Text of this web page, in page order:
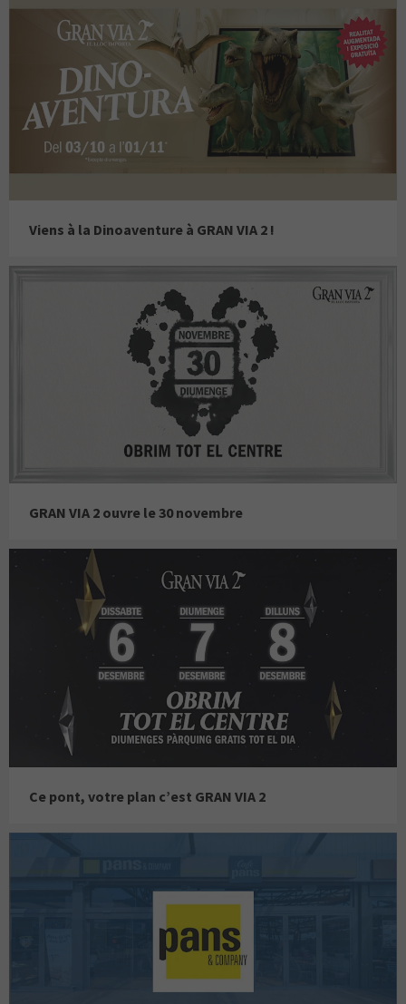
Viens à la Dinoaventure à GRAN VIA 2 !
GRAN VIA 2 ouvre le 30 novembre
Ce pont, votre plan c’est GRAN VIA 2